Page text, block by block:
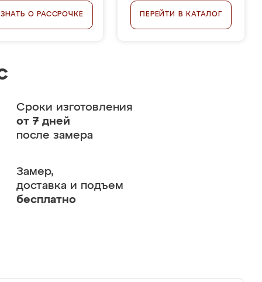
О РАССРОЧКЕ ПЕРЕЙТИ В КАТАЛОГ
Сроки изготовления
от 7 дней
после замера
Замер,
доставка и подъем
бесплатно